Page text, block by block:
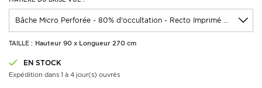
TAILLE : Hauteur 90 x Longueur 270 cm
EN STOCK
Expédition dans 1 à 4 jour(s) ouvrés